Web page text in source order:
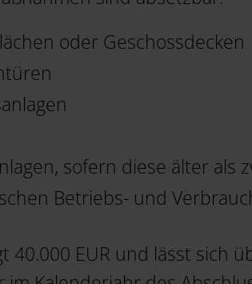
oder Geschossdecken
sofern diese älter als
Betriebs- und
EUR und lässt sich